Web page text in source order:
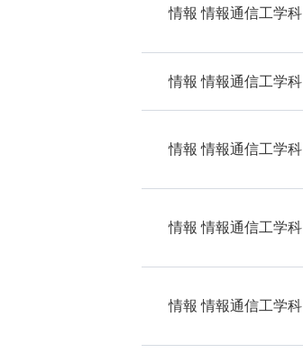
情報 情報通信工学科
情報 情報通信工学科
情報 情報通信工学科
情報 情報通信工学科
情報 情報通信工学科